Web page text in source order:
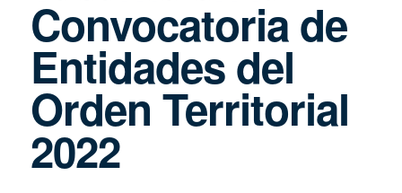
Convocatoria de
Entidades del
Orden Territorial
2022